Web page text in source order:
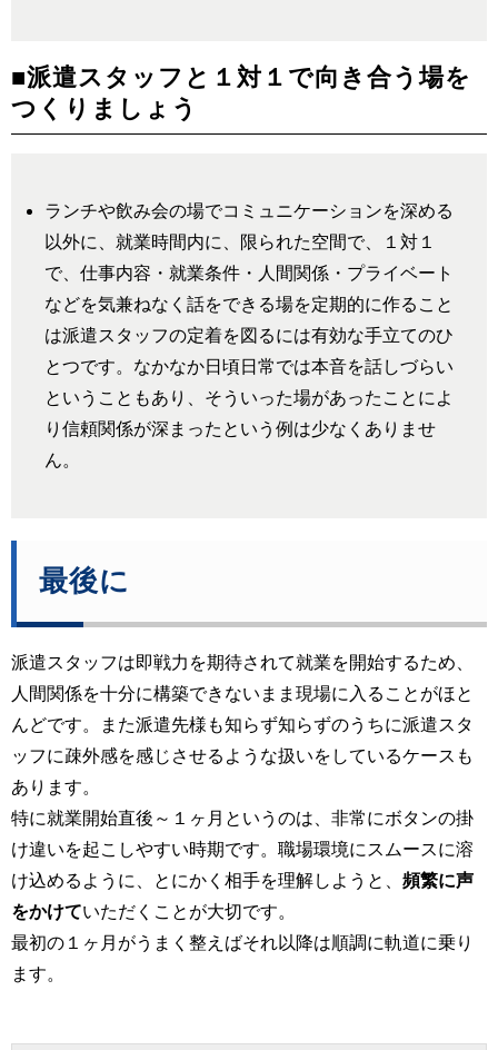
■派遣スタッフと１対１で向き合う場を
つくりましょう
ランチや飲み会の場でコミュニケーションを深める
以外に、就業時間内に、限られた空間で、１対１
で、仕事内容・就業条件・人間関係・プライベート
などを気兼ねなく話をできる場を定期的に作ること
は派遣スタッフの定着を図るには有効な手立てのひ
とつです。なかなか日頃日常では本音を話しづらい
ということもあり、そういった場があったことによ
り信頼関係が深まったという例は少なくありませ
ん。
最後に
派遣スタッフは即戦力を期待されて就業を開始するため、
人間関係を十分に構築できないまま現場に入ることがほと
んどです。また派遣先様も知らず知らずのうちに派遣スタ
ッフに疎外感を感じさせるような扱いをしているケースも
あります。
特に就業開始直後～１ヶ月というのは、非常にボタンの掛
け違いを起こしやすい時期です。職場環境にスムースに溶
け込めるように、とにかく相手を理解しようと、 頻繁に声
をかけていただくことが大切です。
​​​​​​​最初の１ヶ月がうまく整えばそれ以降は順調に軌道に乗り
ます。